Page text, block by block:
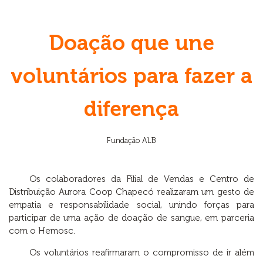
Doação que une
voluntários para fazer a
diferença
Fundação ALB
Os colaboradores da Filial de Vendas e Centro de
Distribuição Aurora Coop Chapecó realizaram um gesto de
empatia e responsabilidade social, unindo forças para
participar de uma ação de doação de sangue, em parceria
com o Hemosc.
Os voluntários reafirmaram o compromisso de ir além